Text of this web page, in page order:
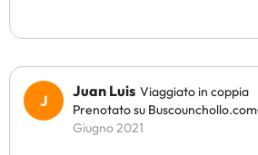
Juan Luis Viaggiato in coppia
Prenotato su Buscounchollo.com
Giugno 2021